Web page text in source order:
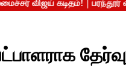
தேர்வு